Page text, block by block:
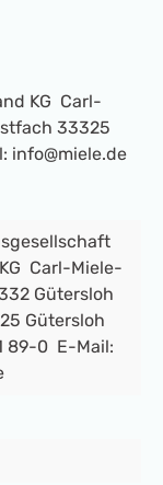
KG Carl-
33325
info@miele.de
Carl-Miele-
Gütersloh
Gütersloh
89-0 E-Mail: